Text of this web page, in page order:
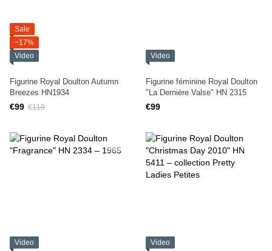
Sale
−17%
Video
Figurine Royal Doulton Autumn
Breezes HN1934
€99 €119
Video
Figurine féminine Royal Doulton
"La Dernière Valse" HN 2315
€99
Video Video